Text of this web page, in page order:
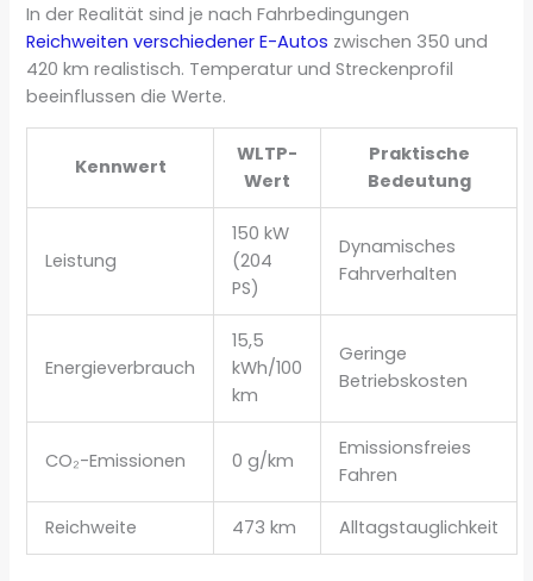
In der Realität sind je nach Fahrbedingungen
Reichweiten verschiedener E-Autos zwischen 350 und
420 km realistisch. Temperatur und Streckenprofil
beeinflussen die Werte.
Kennwert
WLTP-
Wert
Praktische
Bedeutung
Leistung
150 kW
(204
PS)
Dynamisches
Fahrverhalten
Energieverbrauch
15,5
kWh/100
km
Geringe
Betriebskosten
CO₂-Emissionen 0 g/km
Emissionsfreies
Fahren
Reichweite 473 km Alltagstauglichkeit